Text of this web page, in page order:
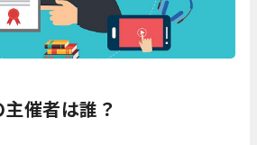
催者は誰？